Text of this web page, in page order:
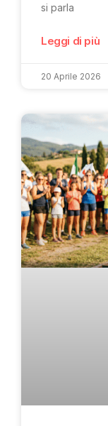
si parla
Leggi di più
20 Aprile 2026